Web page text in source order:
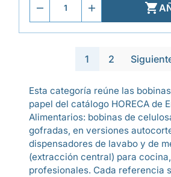

1 2
Esta categoría reúne las
papel del catálogo HORECA de
Alimentarios: bobinas de
gofradas, en versiones
dispensadores de lavabo y de
(extracción central) para
profesionales. Cada referencia